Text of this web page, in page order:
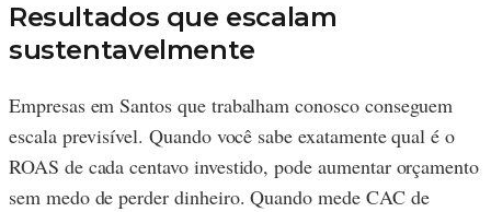
Resultados que escalam
sustentavelmente
Empresas em Santos que trabalham conosco conseguem
escala previsível. Quando você sabe exatamente qual é o
ROAS de cada centavo investido, pode aumentar orçamento
sem medo de perder dinheiro. Quando mede CAC de